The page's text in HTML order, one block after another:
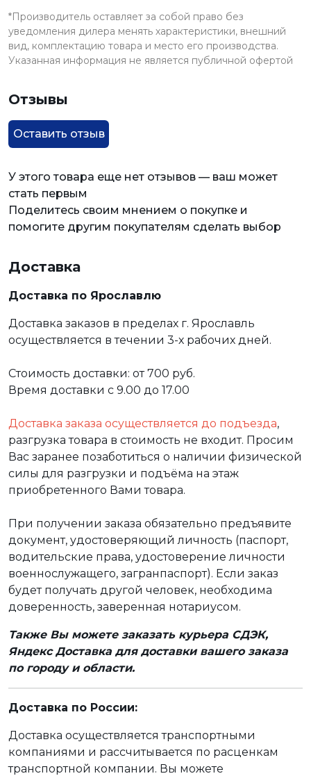
*Производитель оставляет за собой право без
уведомления дилера менять характеристики, внешний
вид, комплектацию товара и место его производства.
Указанная информация не является публичной офертой
Отзывы
Оставить отзыв
У этого товара еще нет отзывов — ваш может
стать первым
Поделитесь своим мнением о покупке и
помогите другим покупателям сделать выбор
Доставка
Доставка по Ярославлю
Доставка заказов в пределах г. Ярославль
осуществляется в течении 3-х рабочих дней.
Стоимость доставки: от 700 руб.
Время доставки с 9.00 до 17.00
Доставка заказа осуществляется до подъезда,
разгрузка товара в стоимость не входит. Просим
Вас заранее позаботиться о наличии физической
силы для разгрузки и подъёма на этаж
приобретенного Вами товара.
При получении заказа обязательно предъявите
документ, удостоверяющий личность (паспорт,
водительские права, удостоверение личности
военнослужащего, загранпаспорт). Если заказ
будет получать другой человек, необходима
доверенность, заверенная нотариусом.
Также Вы можете заказать курьера СДЭК,
Яндекс Доставка для доставки вашего заказа
по городу и области.
Доставка по России:
Доставка осуществляется транспортными
компаниями и рассчитывается по расценкам
транспортной компании. Вы можете